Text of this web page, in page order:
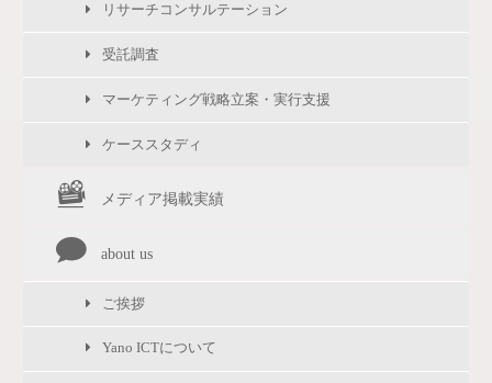
リサーチコンサルテーション
受託調査
マーケティング戦略立案・実行支援
ケーススタディ
メディア掲載実績
about us
ご挨拶
Yano ICTについて